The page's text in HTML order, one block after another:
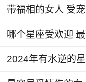
有变化，星座的特
带福相的女人 受
哪个星座受欢迎
2024年有水逆的